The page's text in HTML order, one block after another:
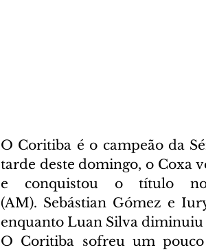
O Coritiba é o campeão da
tarde deste domingo, o Coxa
e conquistou o título
(AM). Sebástian Gómez e
enquanto Luan Silva diminuiu
O Coritiba sofreu um